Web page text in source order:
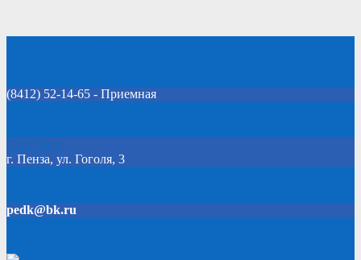
(8412) 52-14-65 - Приемная
Click Here
г. Пенза, ул. Гоголя, 3
pedk@bk.ru